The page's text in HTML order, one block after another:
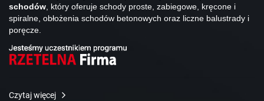
schodów , który oferuje schody proste, zabiegowe, kręcone i
spiralne, obłożenia schodów betonowych oraz liczne balustrady i
poręcze.
Czytaj więcej